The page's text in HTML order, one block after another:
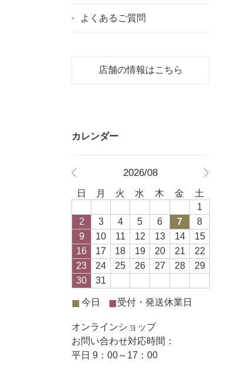
よくあるご質問
店舗の情報はこちら
2026/08
日 月 火 水 木 金
土
1
2
3 4 5 6 7
8
9
10 11 12 13 14
15
16
17 18 19 20 21
22
23
24 25 26 27 28
29
30
31
■ 今日 ■受付・発送休業日
オンラインショップ
お問い合わせ対応時間：
平日 9：00～17：00